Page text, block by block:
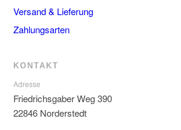
Versand & Lieferung
Zahlungsarten
KONTAKT
Adresse
Friedrichsgaber Weg 390
22846 Norderstedt